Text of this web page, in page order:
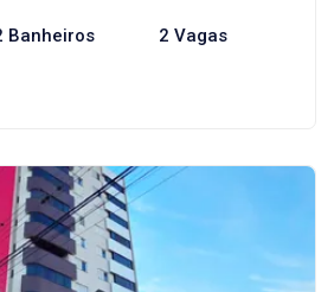
Banheiros 2 Vagas